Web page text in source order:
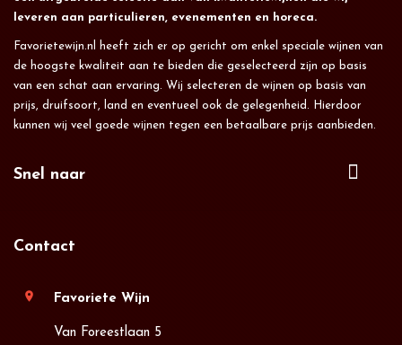
leveren aan particulieren, evenementen en horeca.
Favorietewijn.nl heeft zich er op gericht om enkel speciale wijnen van
de hoogste kwaliteit aan te bieden die geselecteerd zijn op basis
van een schat aan ervaring. Wij selecteren de wijnen op basis van
prijs, druifsoort, land en eventueel ook de gelegenheid. Hierdoor
kunnen wij veel goede wijnen tegen een betaalbare prijs aanbieden.
Snel naar
Contact
location_on Favoriete Wijn
Van Foreestlaan 5